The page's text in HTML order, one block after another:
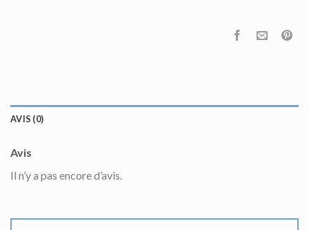
AVIS (0)
Avis
Il n’y a pas encore d’avis.